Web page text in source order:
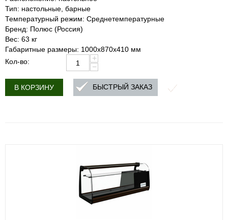
Тип: настольные, барные
Температурный режим: Среднетемпературные
Бренд: Полюс (Россия)
Вес: 63 кг
Габаритные размеры: 1000х870х410 мм
Кол-во:
+
−
В КОРЗИНУ БЫСТРЫЙ ЗАКАЗ